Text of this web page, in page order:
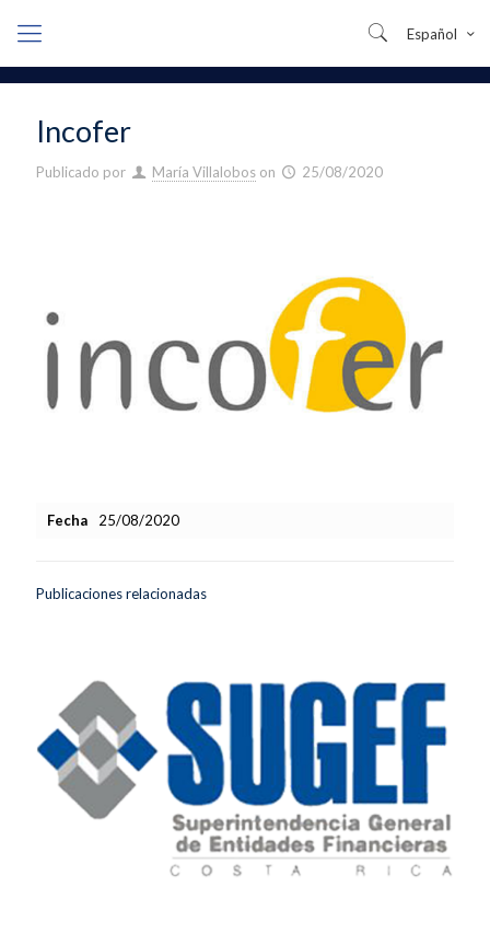
Español
Incofer
Publicado por María Villalobos on 25/08/2020
Fecha 25/08/2020
Publicaciones relacionadas